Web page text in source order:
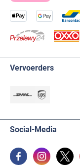
Vervoerders
Social-Media